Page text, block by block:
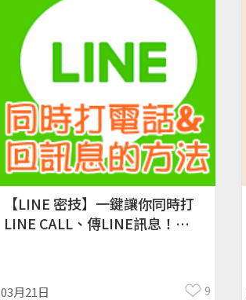
【LINE 密技】一鍵讓你同時打
LINE CALL、傳LINE訊息！
03月21日 9